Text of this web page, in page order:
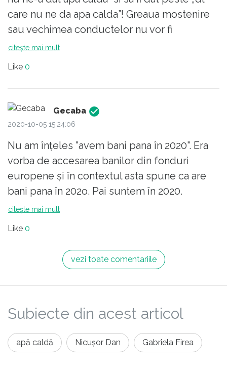
preferând să enerveze populația, închizând
... robinetele.
E „normal” ca inteligenții să creadă că
Elcenul, din subordinea guvernului se
noaptea, reziduuri care mai de care mai
frumos mirositoare spre satisfacția tuturor,
nu doar a astmaticilor.
Spre bucuria dăștepților de mai sus, se
aude din gura târgului o nouă veste
Plicușor au sărit până la cer la ... negocierile
cu diferiții dezvoltatori imobiliari care nu mai
au de acum la masă un simplu oengist ...
care nu ne da apa calda”! Greaua mostenire
sau vechimea conductelor nu vor fi
acceptate ca scuze, astea au fost scuzele
firea). Vrem politicieni, in mod special edili,
gospodari, cu solutii, nu cu scuze!
citește mai mult
Like 0
Gecaba
2020-10-05 15:24:06
Nu am înțeles "avem bani pana în 2020". Era
vorba de accesarea banilor din fonduri
europene și în contextul asta spune ca are
bani pana în 202o. Pai suntem în 2020.
citește mai mult
Like 0
vezi toate comentariile
Subiecte din acest articol
apă caldă Nicușor Dan Gabriela Firea